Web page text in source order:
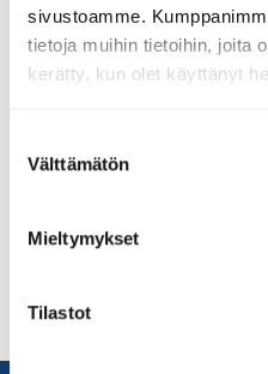
sivustoamme.
tietoja muihin tietoihin, joita
kerätty, kun olet käyttänyt
valinta
Välttämätön
Mieltymykset
Tilastot
”Kata on riaita, randori riain
kamppailullisen
tekstistä: ”Katan avulla on
kamppailun periaatteita ja
toiselle. Ne ovat ikään
judon kielioppia, ja randori
Kisakombinaatiotkin ovat